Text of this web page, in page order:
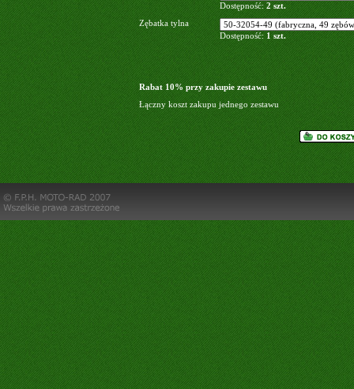
Dostępność: 2 szt.
Zębatka tylna
Dostępność: 1 szt.
Rabat 10% przy zakupie zestawu
Łączny koszt zakupu jednego zestawu